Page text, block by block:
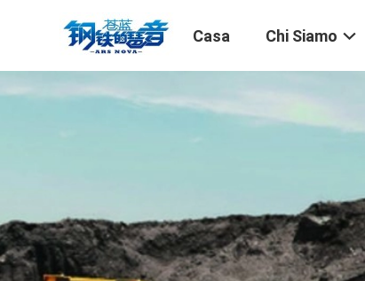
Casa Chi Siamo